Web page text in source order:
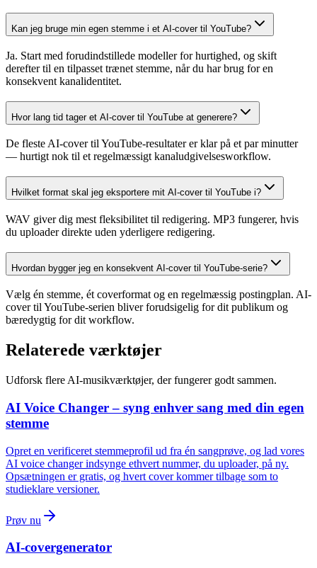
Kan jeg bruge min egen stemme i et AI-cover til YouTube?
Ja. Start med forudindstillede modeller for hurtighed, og skift
derefter til en tilpasset trænet stemme, når du har brug for en
konsekvent kanalidentitet.
Hvor lang tid tager et AI-cover til YouTube at generere?
De fleste AI-cover til YouTube-resultater er klar på et par minutter
— hurtigt nok til et regelmæssigt kanaludgivelsesworkflow.
Hvilket format skal jeg eksportere mit AI-cover til YouTube i?
WAV giver dig mest fleksibilitet til redigering. MP3 fungerer, hvis
du uploader direkte uden yderligere redigering.
Hvordan bygger jeg en konsekvent AI-cover til YouTube-serie?
Vælg én stemme, ét coverformat og en regelmæssig postingplan. AI-
cover til YouTube-serien bliver forudsigelig for dit publikum og
bæredygtig for dit workflow.
Relaterede værktøjer
Udforsk flere AI-musikværktøjer, der fungerer godt sammen.
AI Voice Changer – syng enhver sang med din egen
stemme
Opret en verificeret stemmeprofil ud fra én sangprøve, og lad vores
AI voice changer indsynge ethvert nummer, du uploader, på ny.
Opsætningen er gratis, og hvert cover kommer tilbage som to
studieklare versioner.
Prøv nu
AI-covergenerator